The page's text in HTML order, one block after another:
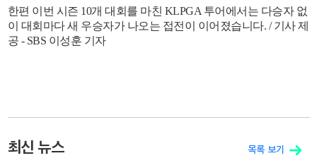
한편 이번 시즌 10개 대회를 마친 KLPGA 투어에서는 다승자 없
이 대회마다 새 우승자가 나오는 접전이 이어졌습니다. / 기사 제
공 - SBS 이성훈 기자
최신 뉴스 목록 보기